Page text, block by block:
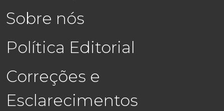
Sobre nós
Política Editorial
Correções e
Esclarecimentos